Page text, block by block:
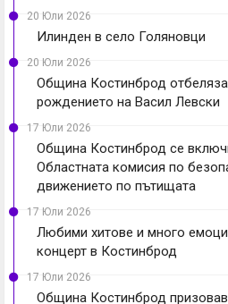
20 Юли 2026
Илинден в село Голяновци
20 Юли 2026
Община Костинброд
рождението на Васил Левски
17 Юли 2026
Община Костинброд се
Областната комисия по
движението по пътищата
17 Юли 2026
Любими хитове и много
концерт в Костинброд
17 Юли 2026
Община Костинброд